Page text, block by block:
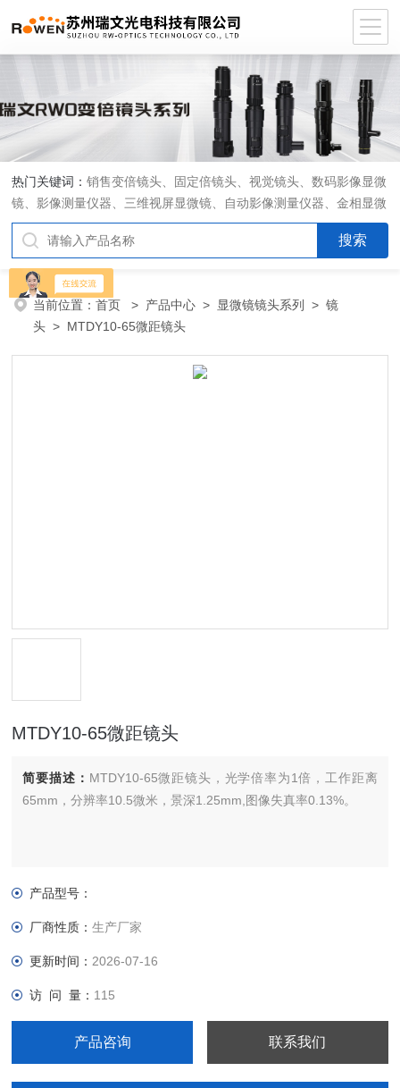
热门关键词：销售变倍镜头、固定倍镜头、视觉镜头、数码影像显微
镜、影像测量仪器、三维视屏显微镜、自动影像测量仪器、金相显微
镜、工具显微镜、显微分析软件、定制显微光学系统
当前位置：首页 > 产品中心 > 显微镜镜头系列 >镜
头 > MTDY10-65微距镜头
MTDY10-65微距镜头
简要描述： MTDY10-65微距镜头，光学倍率为1倍，工作距离
65mm，分辨率10.5微米，景深1.25mm,图像失真率0.13%。
产品型号：
厂商性质：生产厂家
更新时间： 2026-07-16
访 问 量： 115
产品咨询 联系我们